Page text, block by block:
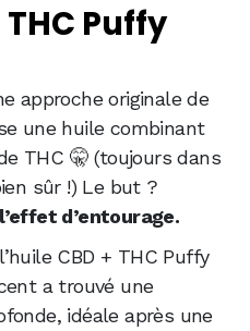
THC Puffy
approche originale de
une huile combinant
THC 🤫 (toujours dans
sûr !) Le but ?
d’entourage.
CBD + THC Puffy
a trouvé une
idéale après une